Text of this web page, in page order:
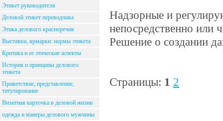
Этикет руководителя
Деловой этикет переводчика
Этика делового красноречия
Выставки, ярмарки: нормы этикета
Критика и ее этические аспекты
История и принципы делового
этикета
Приветствие, представление,
титулирование
Визитная карточка в деловой жизни
одежда и манеры делового мужчины
Надзорные и
непосредственно или
Решение о создании
Страницы: 1 2